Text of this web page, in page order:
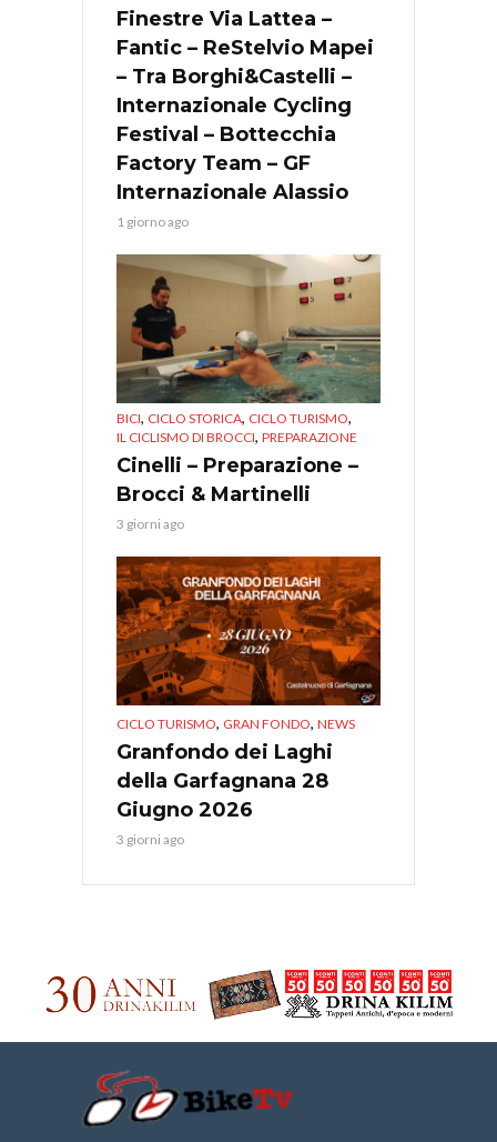
Finestre Via Lattea –
Fantic – ReStelvio Mapei
– Tra Borghi&Castelli –
Internazionale Cycling
Festival – Bottecchia
Factory Team – GF
Internazionale Alassio
1 giorno ago
BICI, CICLO STORICA, CICLO TURISMO,
IL CICLISMO DI BROCCI, PREPARAZIONE
Cinelli – Preparazione –
Brocci & Martinelli
3 giorni ago
CICLO TURISMO, GRAN FONDO, NEWS
Granfondo dei Laghi
della Garfagnana 28
Giugno 2026
3 giorni ago